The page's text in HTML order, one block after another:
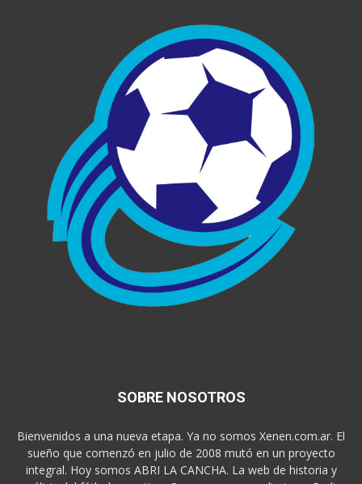
SOBRE NOSOTROS
Bienvenidos a una nueva etapa. Ya no somos Xenen.com.ar. El
sueño que comenzó en julio de 2008 mutó en un proyecto
integral. Hoy somos ABRI LA CANCHA. La web de historia y